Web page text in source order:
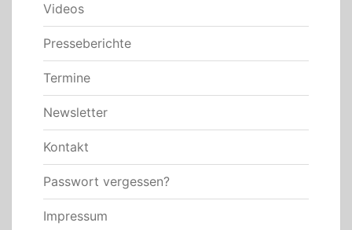
Videos
Presseberichte
Termine
Newsletter
Kontakt
Passwort vergessen?
Impressum